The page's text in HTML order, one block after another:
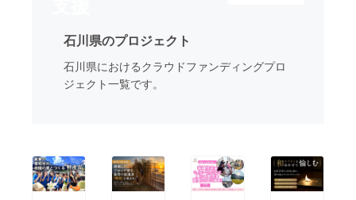
石川県のプロジェクト
石川県におけるクラウドファンディングプロ
ジェクト一覧です。